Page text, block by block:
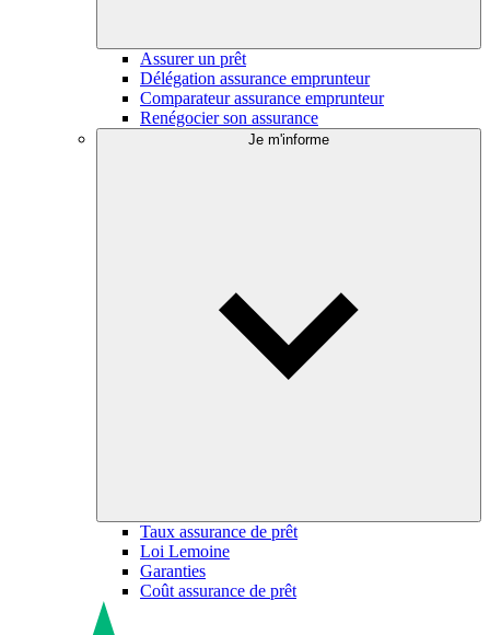
Assurer un prêt
Délégation assurance emprunteur
Comparateur assurance emprunteur
Renégocier son assurance
Je m'informe
Taux assurance de prêt
Loi Lemoine
Garanties
Coût assurance de prêt